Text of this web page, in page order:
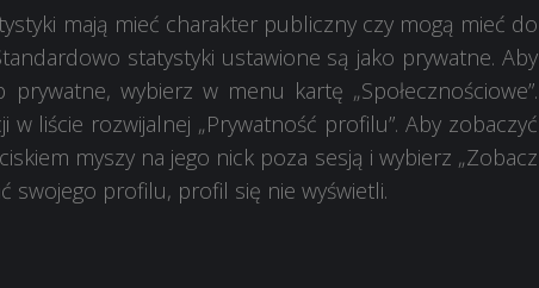
mają mieć charakter publiczny czy mogą mieć do
statystyki ustawione są jako prywatne. Aby
wybierz w menu kartę „Społecznościowe”.
liście rozwijalnej „Prywatność profilu”. Aby zobaczyć
myszy na jego nick poza sesją i wybierz „Zobacz
swojego profilu, profil się nie wyświetli.